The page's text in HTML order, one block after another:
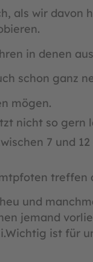
als wir davon
in denen
schon ganz
mögen.
nicht so
7 und
treffen
und
jemand
ist für